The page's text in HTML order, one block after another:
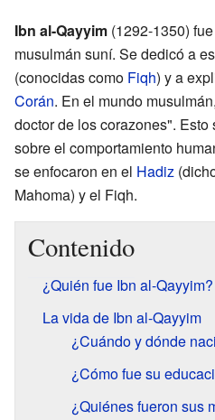
Ibn al-Qayyim (1292-1350)
musulmán suní. Se dedicó a
(conocidas como Fiqh) y a
Corán. En el mundo
doctor de los corazones".
sobre el comportamiento
se enfocaron en el Hadiz
Mahoma) y el Fiqh.
Contenido
¿Quién fue Ibn al-Qayyim?
La vida de Ibn al-Qayyim
¿Cuándo y dónde
¿Cómo fue su
¿Quiénes fueron sus